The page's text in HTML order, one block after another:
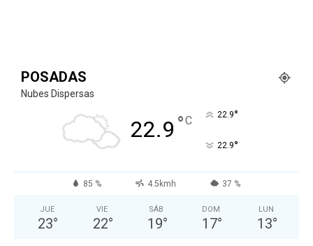
POSADAS
Nubes Dispersas
22.9 °C 22.9°
22.9°
85 % 4.5kmh 37 %
JUE
23°
VIE
22°
SÁB
19°
DOM
17°
LUN
13°